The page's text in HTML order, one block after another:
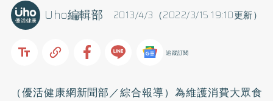
2013/4/3（2022/3/15 19:10更新）
Uho編輯部
追蹤訂閱
（優活健康網新聞部／綜合報導）為維護消費大眾食